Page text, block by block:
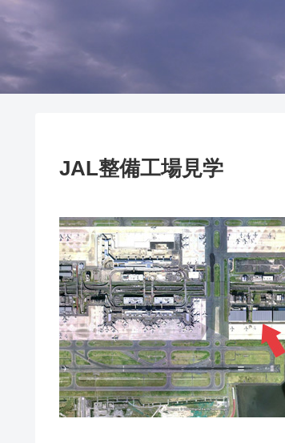
JAL整備工場見学